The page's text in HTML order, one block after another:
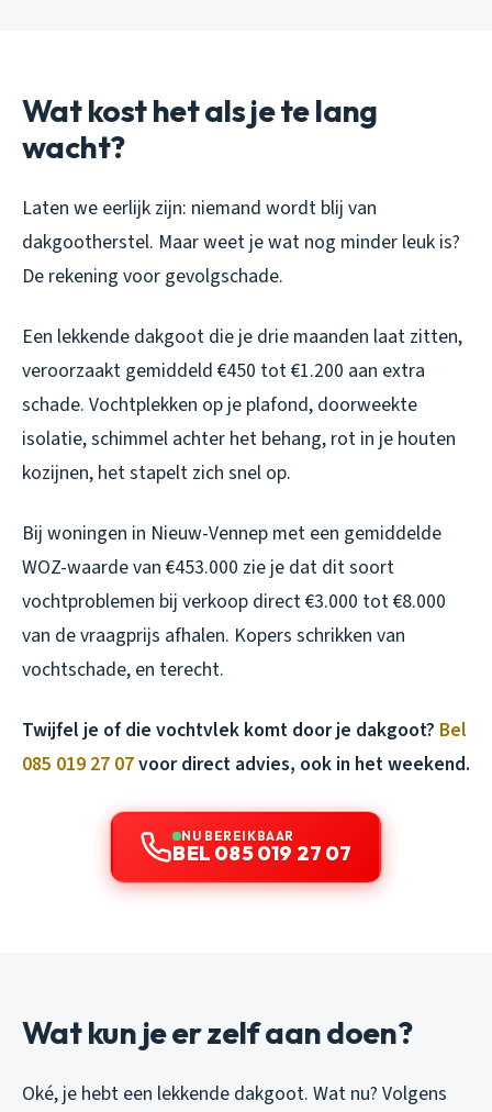
Wat kost het als je te lang
wacht?
Laten we eerlijk zijn: niemand wordt blij van
dakgootherstel. Maar weet je wat nog minder leuk is?
De rekening voor gevolgschade.
Een lekkende dakgoot die je drie maanden laat zitten,
veroorzaakt gemiddeld €450 tot €1.200 aan extra
schade. Vochtplekken op je plafond, doorweekte
isolatie, schimmel achter het behang, rot in je houten
kozijnen, het stapelt zich snel op.
Bij woningen in Nieuw-Vennep met een gemiddelde
WOZ-waarde van €453.000 zie je dat dit soort
vochtproblemen bij verkoop direct €3.000 tot €8.000
van de vraagprijs afhalen. Kopers schrikken van
vochtschade, en terecht.
Twijfel je of die vochtvlek komt door je dakgoot? Bel
085 019 27 07voor direct advies, ook in het weekend.
NU BEREIKBAAR
BEL 085 019 27 07
Wat kun je er zelf aan doen?
Oké, je hebt een lekkende dakgoot. Wat nu? Volgens